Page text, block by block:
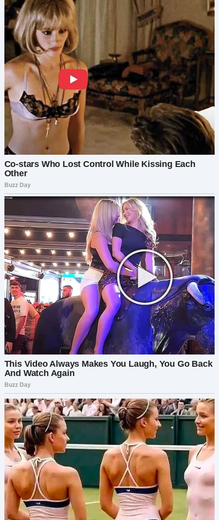
— Почему ты просто не поговорила со мной?
— Мама, я пыталась. Но каждый раз, когда я
заикалась о чём-то, кроме университета, ты тут
же сводила разговор обратно к учёбе. Я не
видела другого выхода.
Я тяжело вздохнула.
— Ты должна была доверять мне хотя бы в этом
разговоре. Нельзя просто попробовать — и, не
услышав, пойти своей дорогой.
— Я понимаю. Прости за ложь и за то, что
потратила деньги без твоего согласия. Но, мам,
это — моё дело. Это то, чем я хочу заниматься.
Я посмотрела в её глаза — в них горела
решимость. И я не могла остаться злой, когда
видела, как сильно ей это важно.
— Я горжусь тем, чего ты добилась. Но мне
больно и обидно, что ты не доверилась мне.
— Я понимаю, — прошептала она. — Обещаю, я
верну твоё доверие.
— А что дальше? — спросила я. — Как бы хорошо
ни шёл бизнес, образование тебе всё равно
нужно.
— Я знаю. Я начну учиться дистанционно в
следующем году. Оплачу учёбу сама, из дохода
кофейни.
Я кивнула. Мы немного помолчали. А потом я
просто обняла её, чувствуя, как напряжение
уходит.
Анжела провела для меня экскурсию по
кофейне, познакомила с бизнес-партнёром,
показала всё — от склада до меню. И,